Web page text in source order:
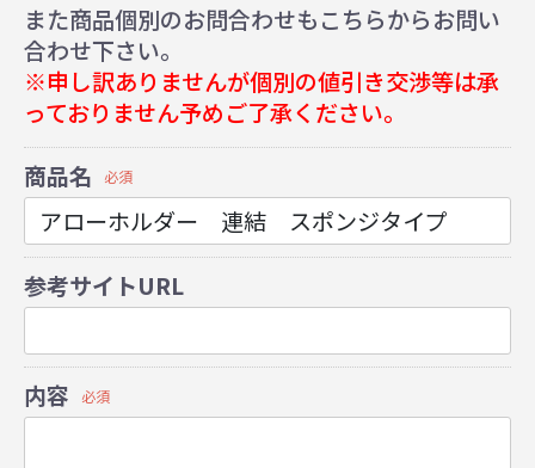
また商品個別のお問合わせもこちらからお問い
合わせ下さい。
※申し訳ありませんが個別の値引き交渉等は承
っておりません予めご了承ください。
商品名
必須
参考サイトURL
内容 必須